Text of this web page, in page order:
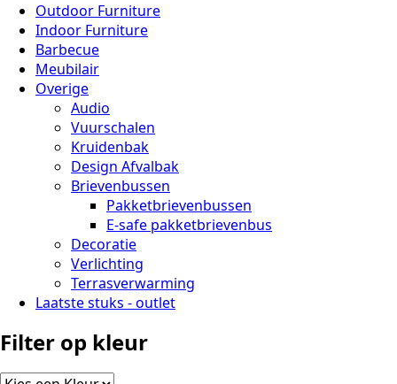
Outdoor Furniture
Indoor Furniture
Barbecue
Meubilair
Overige
Audio
Vuurschalen
Kruidenbak
Design Afvalbak
Brievenbussen
Pakketbrievenbussen
E-safe pakketbrievenbus
Decoratie
Verlichting
Terrasverwarming
Laatste stuks - outlet
Filter op kleur